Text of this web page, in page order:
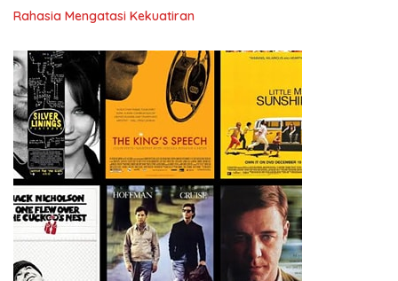
Rahasia Mengatasi Kekuatiran